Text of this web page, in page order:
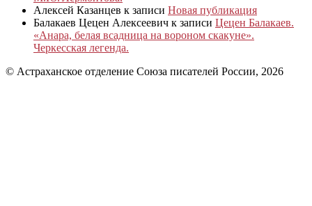
Алексей Казанцев к записи Новая публикация
Балакаев Цецен Алексеевич к записи Цецен Балакаев.
«Анара, белая всадница на вороном скакуне».
Черкесская легенда.
© Астраханское отделение Союза писателей России, 2026